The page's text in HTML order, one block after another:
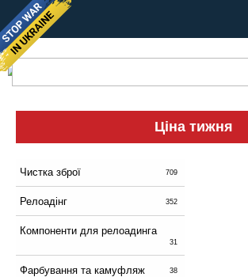
Ціна тижня
Чистка зброї 709
Релоадінг 352
Компоненти для релоадинга
31
Фарбування та камуфляж 38